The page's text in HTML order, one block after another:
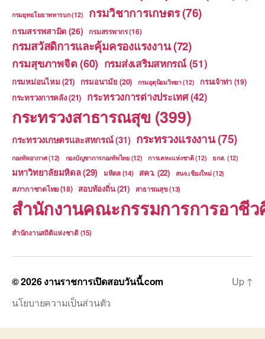
กรมยุทธโยธาทหารบก(12) กรมวิชาการเกษตร(76)
กรมสรรพสามิต (26) กรมสรรพากร(16)
กรมสวัสดิการและคุ้มครองแรงงาน(72)
กรมสุขภาพจิต(60) กรมส่งเสริมสหกรณ์(51)
กรมหม่อนไหม (21) กรมอนามัย (20) กรมอุตุนิยมวิทยา(12) กรมเจ้าท่า(19)
กระทรวงการคลัง(21) กระทรวงการต่างประเทศ(42)
กระทรวงสาธารณสุข (399)
กระทรวงเกษตรและสหกรณ์(31) กระทรวงแรงงาน(75)
กองทัพอากาศ(12) กองบัญชาการกองทัพไทย(12) การเคหะแห่งชาติ(12) ธกส. (12)
มหาวิทยาลัยมหิดล(29) มหิดล(14) สคว. (22) สนจ.เชียงใหม่(12)
สภากาชาดไทย(18) สอบท้องถิ่น(21) สาธารณสุข (13)
สำนักงานคณะกรรมการการอาชี
สำนักงานสถิติแห่งชาติ(15)
© 2026งานราชการเปิดสอบวันนี้.com
นโยบายความเป็นส่วนตัว
Up ↑